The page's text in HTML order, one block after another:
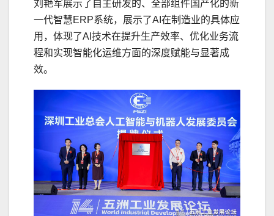
刘艳军展示了自主研发的、全部组件国产化的新
一代智慧ERP系统，展示了AI在制造业的具体应
用，体现了AI技术在提升生产效率、优化业务流
程和实现智能化运维方面的深度赋能与显著成
效。